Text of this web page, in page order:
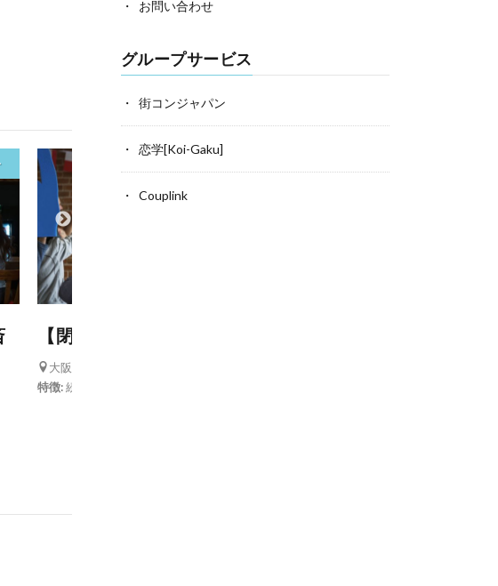
【閉店】T-GREEN’S
大阪府大阪市北区天神橋3-4-14
特徴:続きを読む
お問い合わせ
グループサービス
街コンジャパン
恋学[Koi-Gaku]
Couplink